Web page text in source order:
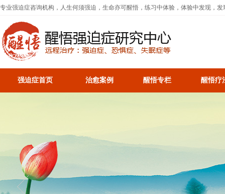
专业强迫症咨询机构，人生何须强迫，生命亦可醒悟，练习中体验，体验中发现，
强迫症首页 治愈案例 醒悟专栏 醒悟疗